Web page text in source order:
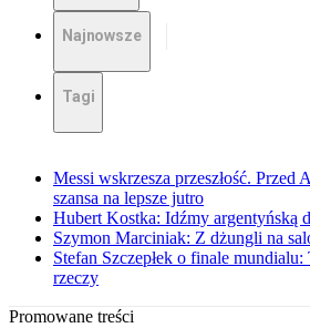
Najnowsze
Tagi
Messi wskrzesza przeszłość. Przed
szansa na lepsze jutro
Hubert Kostka: Idźmy argentyńską
Szymon Marciniak: Z dżungli na
Stefan Szczepłek o finale
rzeczy
Promowane treści